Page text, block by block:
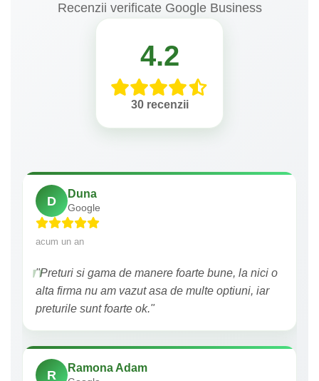
Recenzii verificate Google Business
4.2
30 recenzii
D
Duna
Google
acum un an
"Preturi si gama de manere foarte bune, la nici o
alta firma nu am vazut asa de multe optiuni, iar
preturile sunt foarte ok."
R
Ramona Adam